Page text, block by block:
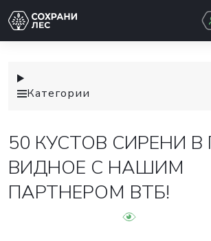
Категории
50 КУСТОВ СИРЕНИ В
ВИДНОЕ С НАШИМ
ПАРТНЕРОМ ВТБ!